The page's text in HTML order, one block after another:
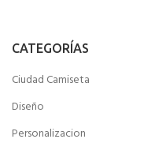
CATEGORÍAS
Ciudad Camiseta
Diseño
Personalizacion